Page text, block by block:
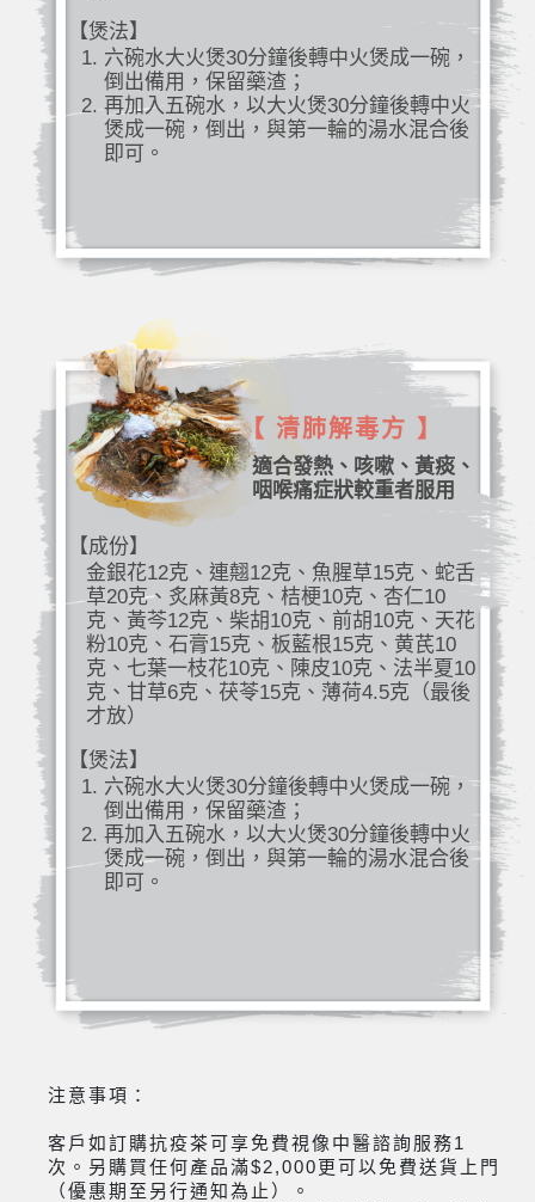
【煲法】
六碗水大火煲30分鐘後轉中火煲成一碗，
倒出備用，保留藥渣；
再加入五碗水，以大火煲30分鐘後轉中火
煲成一碗，倒出，與第一輪的湯水混合後
即可。
【 清肺解毒方 】
適合發熱、咳嗽、黃痰、
咽喉痛症狀較重者服用
【成份】
金銀花12克、連翹12克、魚腥草15克、蛇舌
草20克、炙麻黃8克、桔梗10克、杏仁10
克、黃芩12克、柴胡10克、前胡10克、天花
粉10克、石膏15克、板藍根15克、黄芪10
克、七葉一枝花10克、陳皮10克、法半夏10
克、甘草6克、茯苓15克、薄荷4.5克（最後
才放）
【煲法】
六碗水大火煲30分鐘後轉中火煲成一碗，
倒出備用，保留藥渣；
再加入五碗水，以大火煲30分鐘後轉中火
煲成一碗，倒出，與第一輪的湯水混合後
即可。
注意事項：
客戶如訂購抗疫茶可享免費視像中醫諮詢服務1
次。另購買任何產品滿$2,000更可以免費送貨上門
（優惠期至另行通知為止）。